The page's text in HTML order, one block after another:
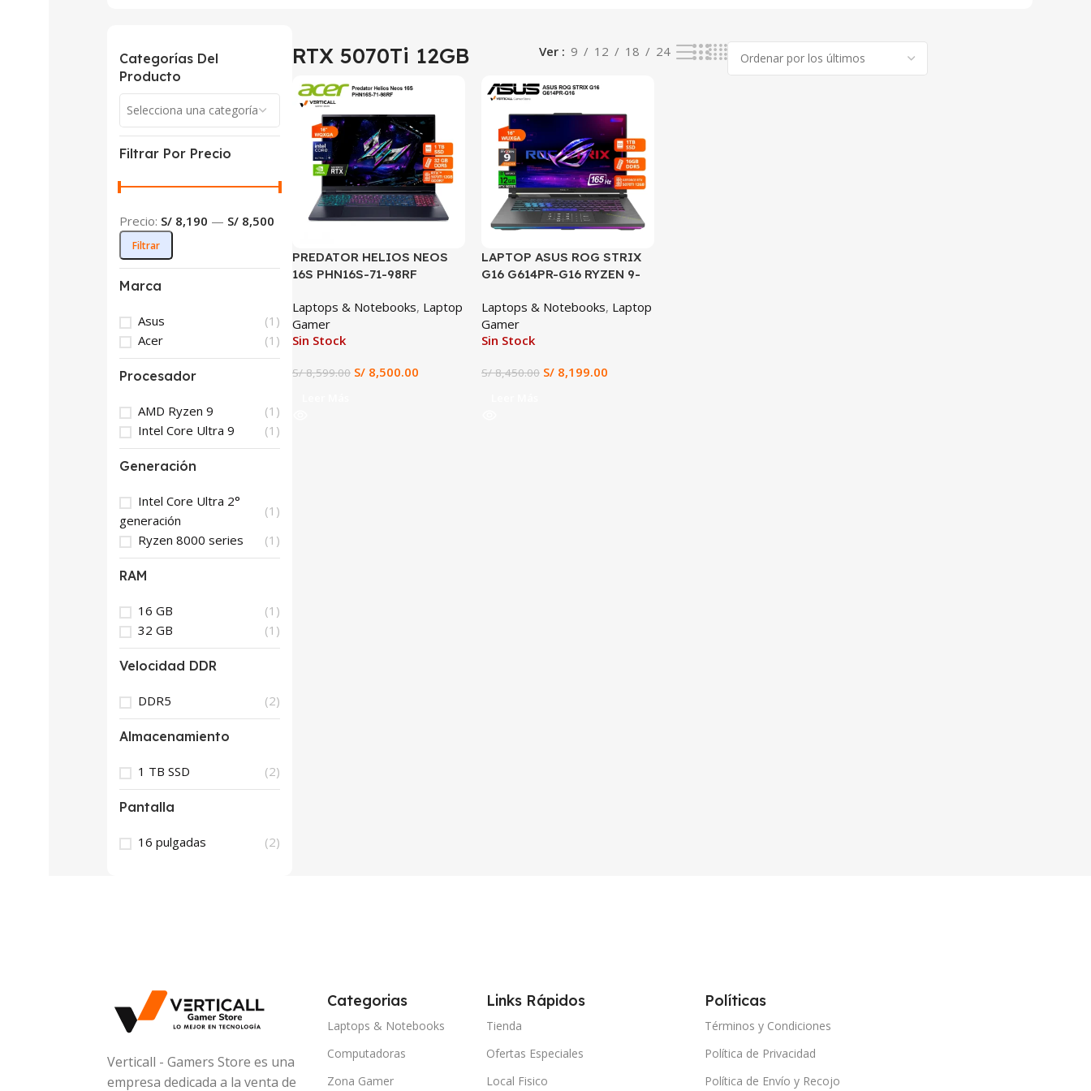
Categorías Del
Producto
Selecciona una categoría
Filtrar Por Precio
Filtrar
Precio: S/ 8,190 — S/ 8,500
Marca
Asus
(1)
Acer
(1)
Procesador
AMD Ryzen 9
(1)
Intel Core Ultra 9
(1)
Generación
Intel Core Ultra 2°
generación
(1)
Ryzen 8000 series
(1)
RAM
16 GB
(1)
32 GB
(1)
Velocidad DDR
DDR5 (2)
Almacenamiento
1 TB SSD (2)
Pantalla
16 pulgadas (2)
RTX 5070Ti 12GB Ver 9 12 18 24
SALE
PREDATOR HELIOS NEOS
16S PHN16S-71-98RF
275HX, 32GB DDR5,
RTX5070Ti 12GB GDDR7, 1TB
SSD
Laptops & Notebooks, Laptop
Gamer
Sin Stock
S/8,599.00 S/ 8,500.00
SALE
LAPTOP ASUS ROG STRIX
G16 G614PR-G16 RYZEN 9-
16GB DDR5, 1TB SSD, 16″
WUXGA 165Hz, WIN 11
Laptops & Notebooks, Laptop
Gamer
Sin Stock
S/8,450.00 S/ 8,199.00
Verticall - Gamers Store es una
empresa dedicada a la venta de
Categorias
Laptops & Notebooks
Computadoras
Zona Gamer
Links Rápidos
Tienda
Ofertas Especiales
Local Fisico
Políticas
Términos y Condiciones
Política de Privacidad
Política de Envío y Recojo